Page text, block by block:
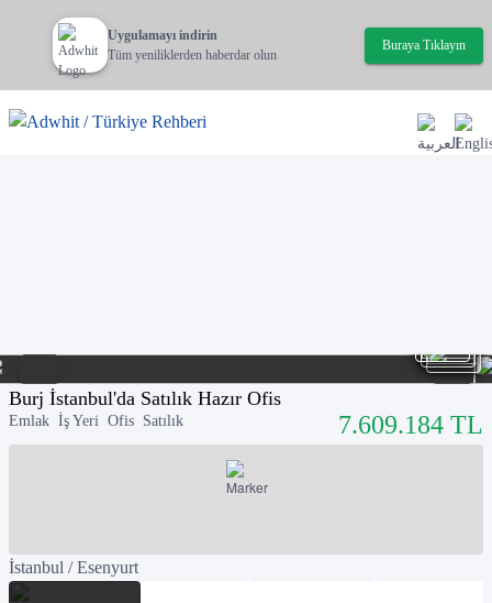
Uygulamayı indirin
Tüm yeniliklerden haberdar olun
Buraya Tıklayın
Burj İstanbul'da Satılık Hazır Ofis
Emlak İş Yeri Ofis Satılık 7.609.184 TL
İstanbul / Esenyurt